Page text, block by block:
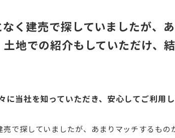
く建売で探していましたが、
地での紹介もしていただけ、
に当社を知っていただき、安心してご利用
売で探していましたが、あまりマッチするも